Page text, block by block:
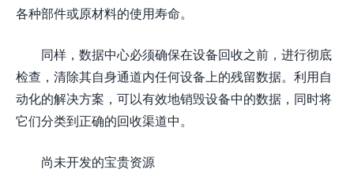
各种部件或原材料的使用寿命。
同样，数据中心必须确保在设备回收之前，进行彻底
检查，清除其自身通道内任何设备上的残留数据。利用自
动化的解决方案，可以有效地销毁设备中的数据，同时将
它们分类到正确的回收渠道中。
尚未开发的宝贵资源